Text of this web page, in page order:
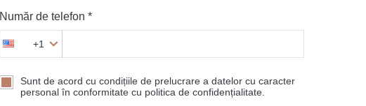
Număr de telefon *
+1
Sunt de acord cu condițiile de prelucrare a datelor cu caracter
personal în conformitate cu politica de confidențialitate.